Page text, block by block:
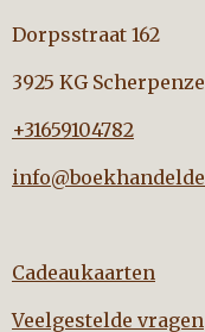
Dorpsstraat 162
3925 KG
+31659104782
Cadeaukaarten
Veelgestelde vragen